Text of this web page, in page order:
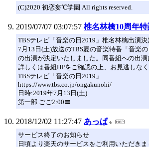
(C)2020 初恋妄℃学園 All rights reserved.
2019/07/07 03:07:57 椎名林檎10周年特
TBSテレビ「音楽の日2019」椎名林檎出演決
7月13日(土)放送のTBS夏の音楽特番「音楽
の出演が決定いたしました。同番組への出演
詳しくは番組HPをご確認の上、お見逃しなく
TBSテレビ「音楽の日2019」
https://www.tbs.co.jp/ongakunohi/
日時:2019年7月13日(土)
第一部 ごご2:00〓
2018/12/02 11:27:47 あっぱ
サービス終了のお知らせ
日頃より楽天のサービスをご利用いただき